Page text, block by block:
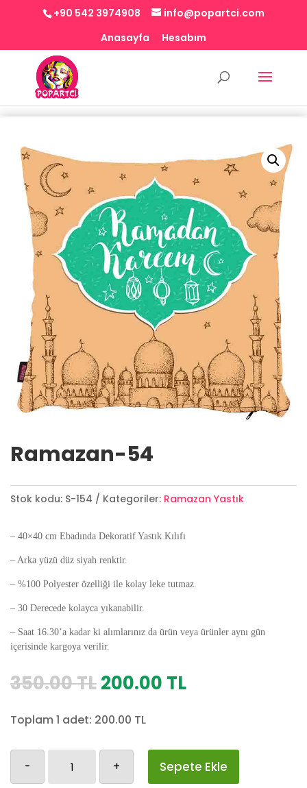
+90 542 3974908
info@popartci.com
Anasayfa
Hesabım
Ramazan-54
Stok kodu: S-154 Kategoriler: Ramazan Yastık
– 40×40 cm Ebadında Dekoratif Yastık Kılıfı
– Arka yüzü düz siyah renktir.
– %100 Polyester özelliği ile kolay leke tutmaz.
– 30 Derecede kolayca yıkanabilir.
– Saat 16.30’a kadar ki alımlarınız da ürün veya ürünler aynı gün
içerisinde kargoya verilir.
350.00TLOrijinal
350.00 TL.
200.00 TLŞu
Toplam 1 adet: 200.00 TL
- + Sepete Ekle